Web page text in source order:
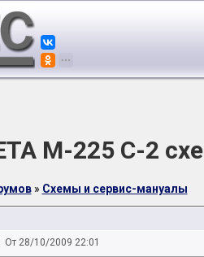
М-225 С-2
» Схемы и сервис-мануалы
От 28/10/2009 22:01